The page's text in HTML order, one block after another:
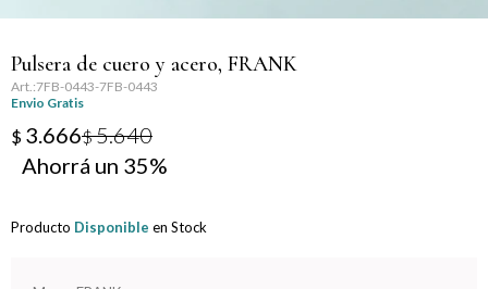
Pulsera de cuero y acero, FRANK
7FB-0443-7FB-0443
Envio Gratis
$ 3.666$5.640
35
Producto Disponible en Stock
Día del Abuelo
Día del Amigo
Día del Maestro
Día del Padre
Graduación